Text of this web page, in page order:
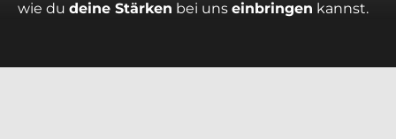
wie du deine Stärken bei uns einbringen kannst.